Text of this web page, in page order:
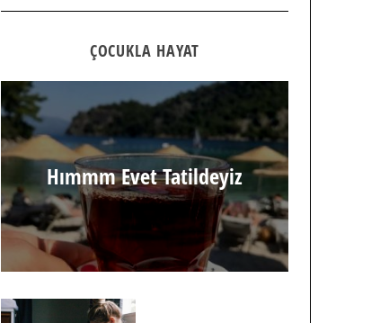
ÇOCUKLA HAYAT
Hımmm Evet Tatildeyiz